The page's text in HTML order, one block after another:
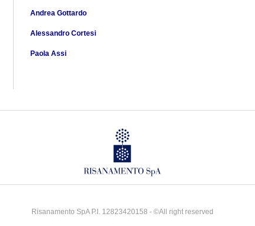
Andrea Gottardo
Alessandro Cortesi
Paola Assi
Risanamento SpA P.I. 12823420158 - ©All right reserved